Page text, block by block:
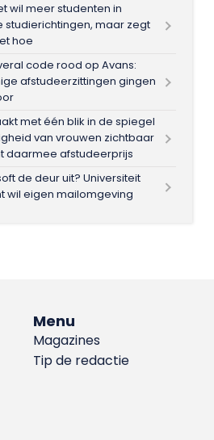
wil meer studenten in
studierichtingen, maar zegt
hoe
code rood op Avans:
afstudeerzittingen gingen
met één blik in de spiegel
van vrouwen zichtbaar
daarmee afstudeerprijs
de deur uit? Universiteit
wil eigen mailomgeving
Menu
Magazines
Tip de redactie